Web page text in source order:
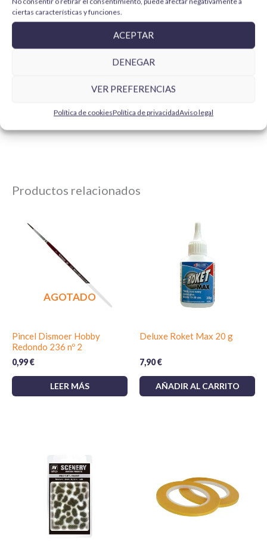
ciertas características y funciones.
ACEPTAR
DENEGAR
VER PREFERENCIAS
Política de cookiesPolítica de privacidadAviso legal
Pack 6 pinturas Model Color
Vallejo
SELECCIONAR
OPCIONES
Vallejo True Metallic Metal –
13,99
AÑADIR AL CARRITO
Productos relacionados
AGOTADO
Pincel Dismoer Hobby
Redondo 236 nº 2
0,99€
LEER MÁS
Deluxe Roket Max 20 g
7,90€
AÑADIR AL CARRITO